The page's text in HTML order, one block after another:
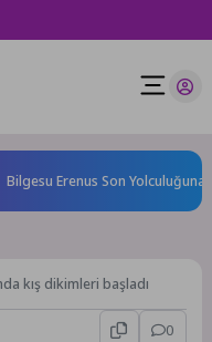
Erenus Son Yolculuğuna
kış dikimleri başladı
0